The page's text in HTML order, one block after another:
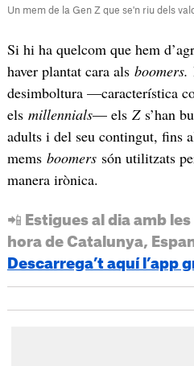
Un mem de la Gen Z que se'n riu dels
Si hi ha quelcom que hem
haver plantat cara als boomers.
desimboltura —característica
els millennials— els Zs’han
adults i del seu contingut, fins
mems boomerssón utilitzats
manera irònica.
📲 Estigues al dia amb
hora de Catalunya,
Descarrega’t aquí l’app